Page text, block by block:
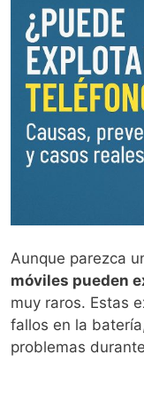
Aunque parezca
móviles pueden
muy raros. Estas
fallos en la
problemas